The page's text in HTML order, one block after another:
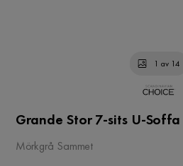
1 av 14
Grande Stor 7-sits U-
Mörkgrå Sammet